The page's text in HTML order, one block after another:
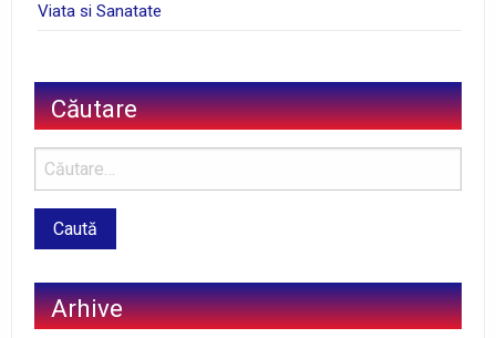
Viata si Sanatate
Căutare
Arhive